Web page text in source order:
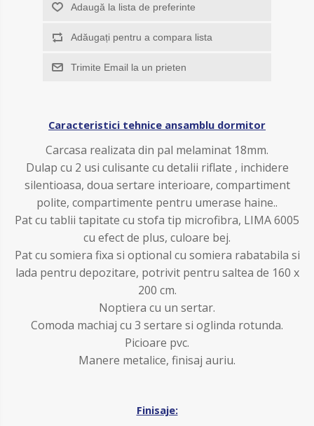
Adaugă la lista de preferinte
Adăugați pentru a compara lista
Trimite Email la un prieten
Caracteristici tehnice ansamblu dormitor
Carcasa realizata din pal melaminat 18mm.
Dulap cu 2 usi culisante cu detalii riflate , inchidere
silentioasa, doua sertare interioare, compartiment
polite, compartimente pentru umerase haine..
Pat cu tablii tapitate cu stofa tip microfibra, LIMA 6005
cu efect de plus, culoare bej.
Pat cu somiera fixa si optional cu somiera rabatabila si
lada pentru depozitare, potrivit pentru saltea de 160 x
200 cm.
Noptiera cu un sertar.
Comoda machiaj cu 3 sertare si oglinda rotunda.
Picioare pvc.
Manere metalice, finisaj auriu.
Finisaje: